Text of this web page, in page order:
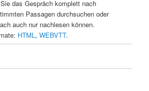
das Gespräch komplett nach
Passagen durchsuchen oder
auch nur nachlesen können.
HTML, WEBVTT.